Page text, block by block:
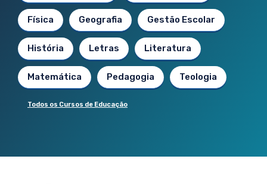
Física Geografia Gestão Escolar
História Letras Literatura
Matemática Pedagogia Teologia
Todos os Cursos de Educação